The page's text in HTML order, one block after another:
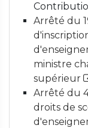
Arrêté du
ministre
supérieur
Arrêté du
droits de